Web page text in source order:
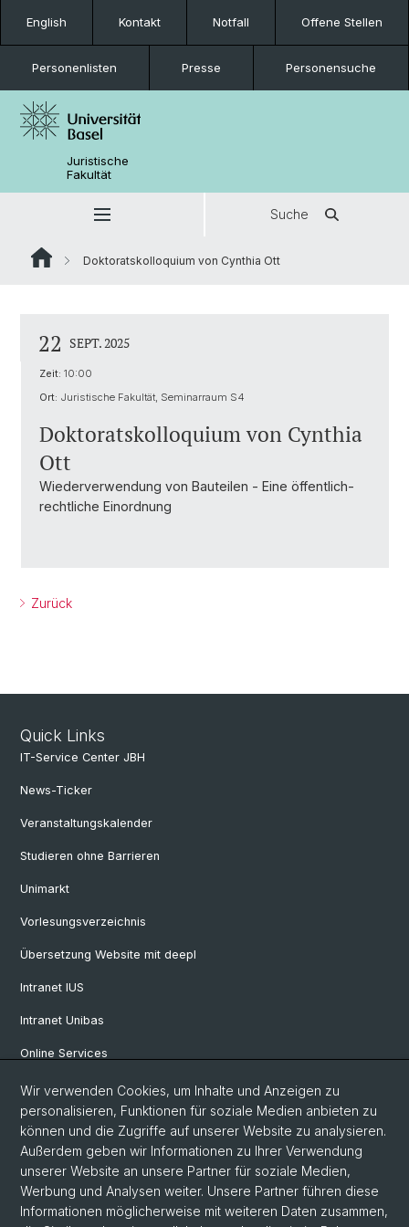
English Kontakt Notfall Offene Stellen
Personenlisten Presse Personensuche
Juristische
Fakultät
Suche
Doktoratskolloquium von Cynthia Ott
22 SEPT. 2025
Zeit: 10:00
Ort: Juristische Fakultät, Seminarraum S4
Doktoratskolloquium von Cynthia
Ott
Wiederverwendung von Bauteilen - Eine öffentlich-
rechtliche Einordnung
Zurück
Quick Links
IT-Service Center JBH
News-Ticker
Veranstaltungskalender
Studieren ohne Barrieren
Unimarkt
Vorlesungsverzeichnis
Übersetzung Website mit deepl
Intranet IUS
Intranet Unibas
Online Services
Social Media
Instagram
LinkedIn
Wir verwenden Cookies, um Inhalte und Anzeigen zu
personalisieren, Funktionen für soziale Medien anbieten zu
können und die Zugriffe auf unserer Website zu analysieren.
Außerdem geben wir Informationen zu Ihrer Verwendung
unserer Website an unsere Partner für soziale Medien,
Werbung und Analysen weiter. Unsere Partner führen diese
Informationen möglicherweise mit weiteren Daten zusammen,